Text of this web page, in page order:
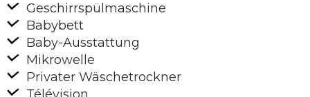
Geschirrspülmaschine
Babybett
Baby-Ausstattung
Mikrowelle
Privater Wäschetrockner